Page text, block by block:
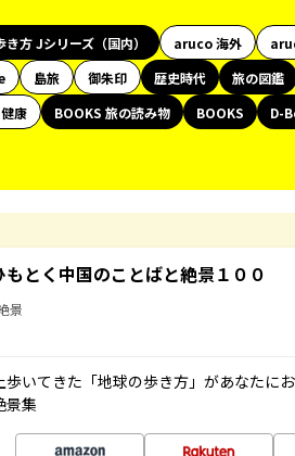
き方 Jシリーズ（国内） aruco 海外
島旅 御朱印 歴史時代 旅の図鑑
康 BOOKS 旅の読み物 BOOKS
D-
とく中国のことばと絶景１００
景
歩いてきた「地球の歩き方」があなたに
景集